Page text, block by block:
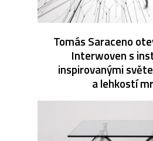
Tomás Saraceno
Interwoven s
inspirovanými
a lehkostí